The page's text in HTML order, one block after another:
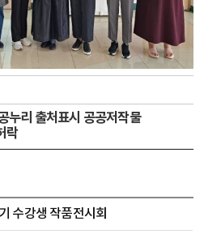
누리 출처표시 공공저작물
락
수강생 작품전시회